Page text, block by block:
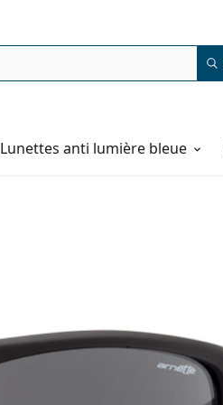
Lunettes anti lumière bleue